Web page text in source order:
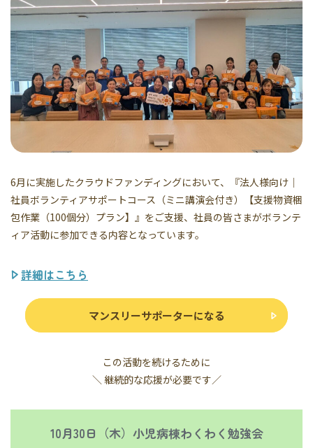
6月に実施したクラウドファンディングにおいて、『法人様向け｜
社員ボランティアサポートコース（ミニ講演会付き）【支援物資梱
包作業（100個分）プラン】』をご支援、社員の皆さまがボランテ
ィア活動に参加できる内容となっています。
詳細はこちら
マンスリーサポーターになる
この活動を続けるために
＼ 継続的な応援が必要です／
10月30日（木）小児病棟わくわく勉強会